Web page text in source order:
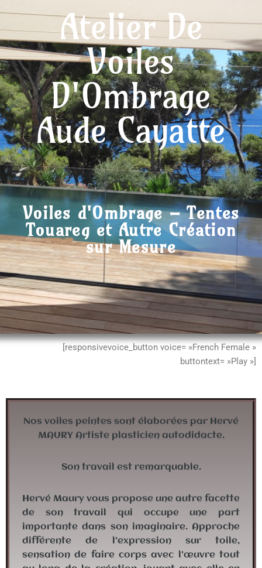
Atelier De
Voiles
D'Ombrage
Aude Cayatte
Voiles d'Ombrage – Tentes
Touareg et Autre Création
sur Mesure
[responsivevoice_button voice= »French Female »
buttontext= »Play »]
Nos voiles peintes sont élaborées par Hervé
MAURY Artiste plasticien autodidacte.
Son travail est remarquable.
Hervé Maury vous propose une autre facette
de son travail qui occupe une part
importante dans son imaginaire. Approche
différente de l’expression sur toile,
sensation de faire corps avec l’œuvre tout